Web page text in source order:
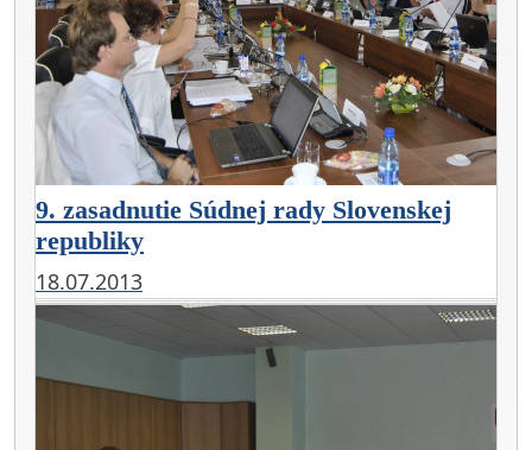
9. zasadnutie Súdnej rady Slovenskej
republiky
18.07.2013